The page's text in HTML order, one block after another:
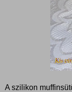
A szilikon